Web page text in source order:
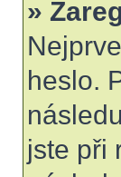
»
heslo.
jste při